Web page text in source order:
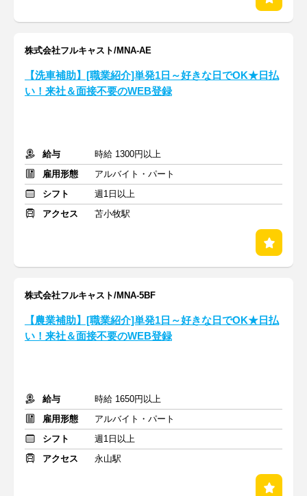
株式会社フルキャスト/MNA-AE
【洗車補助】[職業紹介]単発1日～好きな日でOK★日払
い！来社＆面接不要のWEB登録
給与
時給 1300円以上
雇用形態
アルバイト・パート
シフト
週1日以上
アクセス
苫小牧駅
株式会社フルキャスト/MNA-5BF
【農業補助】[職業紹介]単発1日～好きな日でOK★日払
い！来社＆面接不要のWEB登録
給与
時給 1650円以上
雇用形態
アルバイト・パート
シフト
週1日以上
アクセス
永山駅